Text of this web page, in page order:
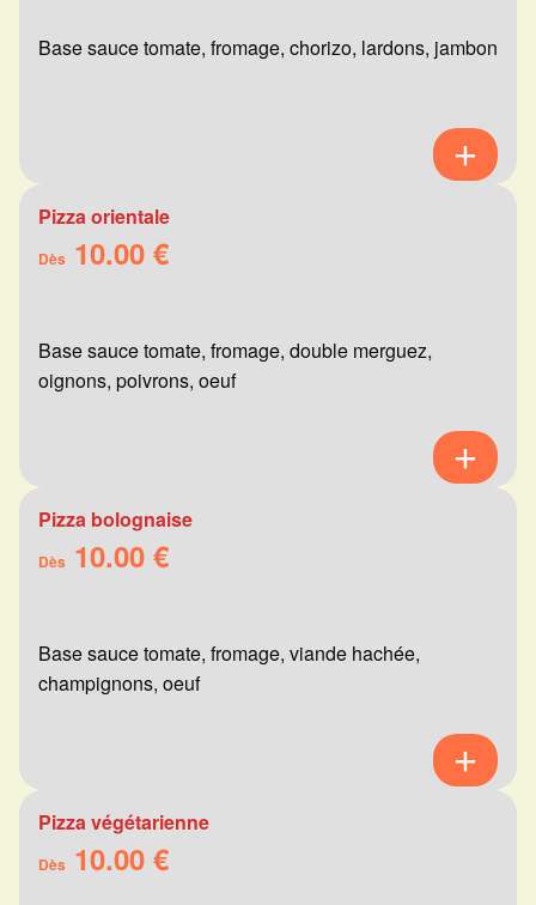
Base sauce tomate, fromage, chorizo, lardons, jambon
Pizza orientale
Dès 10.00 €
Base sauce tomate, fromage, double merguez,
oignons, poivrons, oeuf
Pizza bolognaise
Dès 10.00 €
Base sauce tomate, fromage, viande hachée,
champignons, oeuf
Pizza végétarienne
Dès 10.00 €